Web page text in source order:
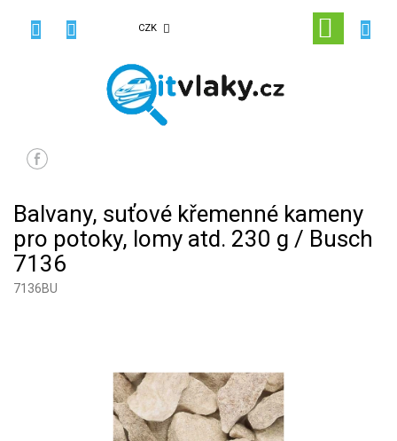
CZK
KOŠÍK
Balvany, suťové křemenné kameny
pro potoky, lomy atd. 230 g / Busch
7136
7136BU